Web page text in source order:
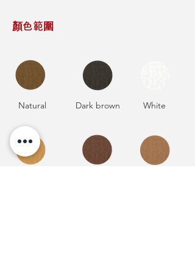
顏色範圍
Natural Dark brown White